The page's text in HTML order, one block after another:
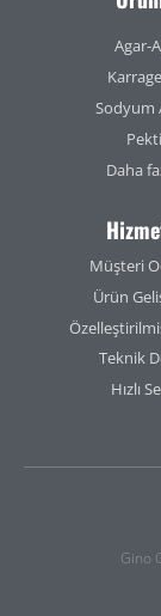
Agar-
Sodyum
Daha
Müşteri
Ürün
Teknik
Hızlı
Gino